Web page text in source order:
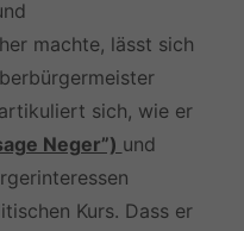
machte, lässt sich
sich, wie er
Neger”) und
Kurs. Dass er